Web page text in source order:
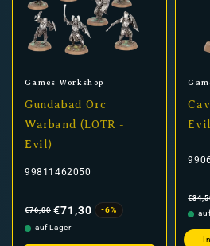
Anbieter:
Games Workshop
Gundabad Orc
Warband (LOTR -
Evil)
99811462050
Preis
€76,00 €71,30
-6%
auf Lager
Preis